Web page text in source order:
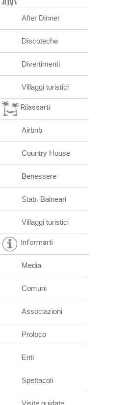
After Dinner
Discoteche
Divertimenti
Villaggi turistici
Rilassarti
Airbnb
Country House
Benessere
Stab. Balneari
Villaggi turistici
Informarti
Media
Comuni
Associazioni
Proloco
Enti
Spettacoli
Visite guidate